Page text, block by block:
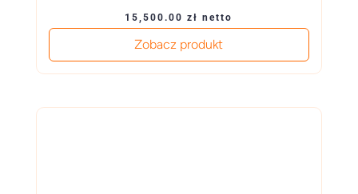
15,500.00zł netto
Zobacz produkt